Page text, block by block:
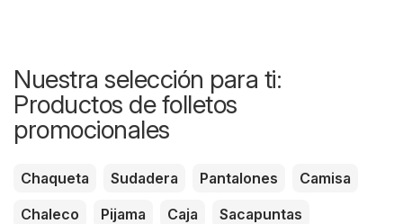
Nuestra selección para ti:
Productos de folletos
promocionales
Chaqueta Sudadera Pantalones
Camisa
Chaleco
Pijama Caja Sacapuntas